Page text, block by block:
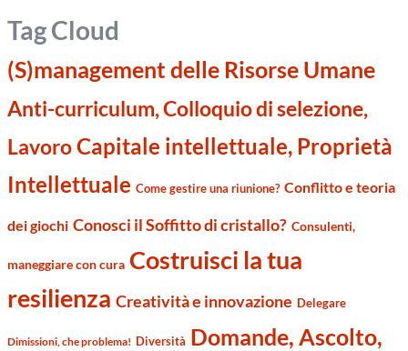
Tag Cloud
(S)management delle Risorse Umane
Anti-curriculum, Colloquio di selezione,
LavoroCapitale intellettuale, Proprietà
Intellettuale Come gestire una riunione? Conflitto e teoria
dei giochi Conosci il Soffitto di cristallo? Consulenti,
maneggiare con cura Costruisci la tua
resilienza Creatività e innovazione Delegare
Dimissioni, che problema! Diversità Domande, Ascolto,